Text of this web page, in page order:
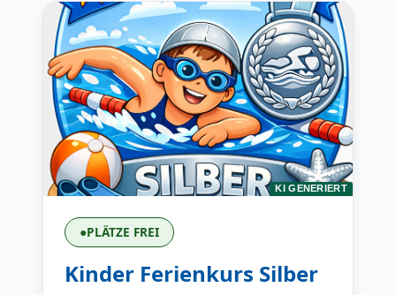
KI GENERIERT
●PLÄTZE FREI
Kinder Ferienkurs Silber